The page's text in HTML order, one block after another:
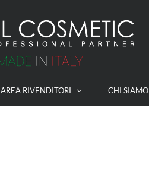
AREA RIVENDITORI CHI SIAMO